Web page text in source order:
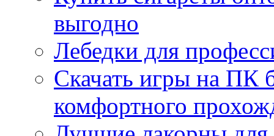
выгодно
Лебедки для
Скачать игры на ПК
комфортного